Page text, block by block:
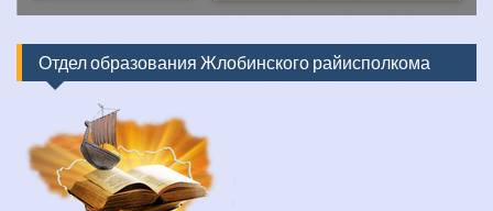
Отдел образования Жлобинского райисполкома